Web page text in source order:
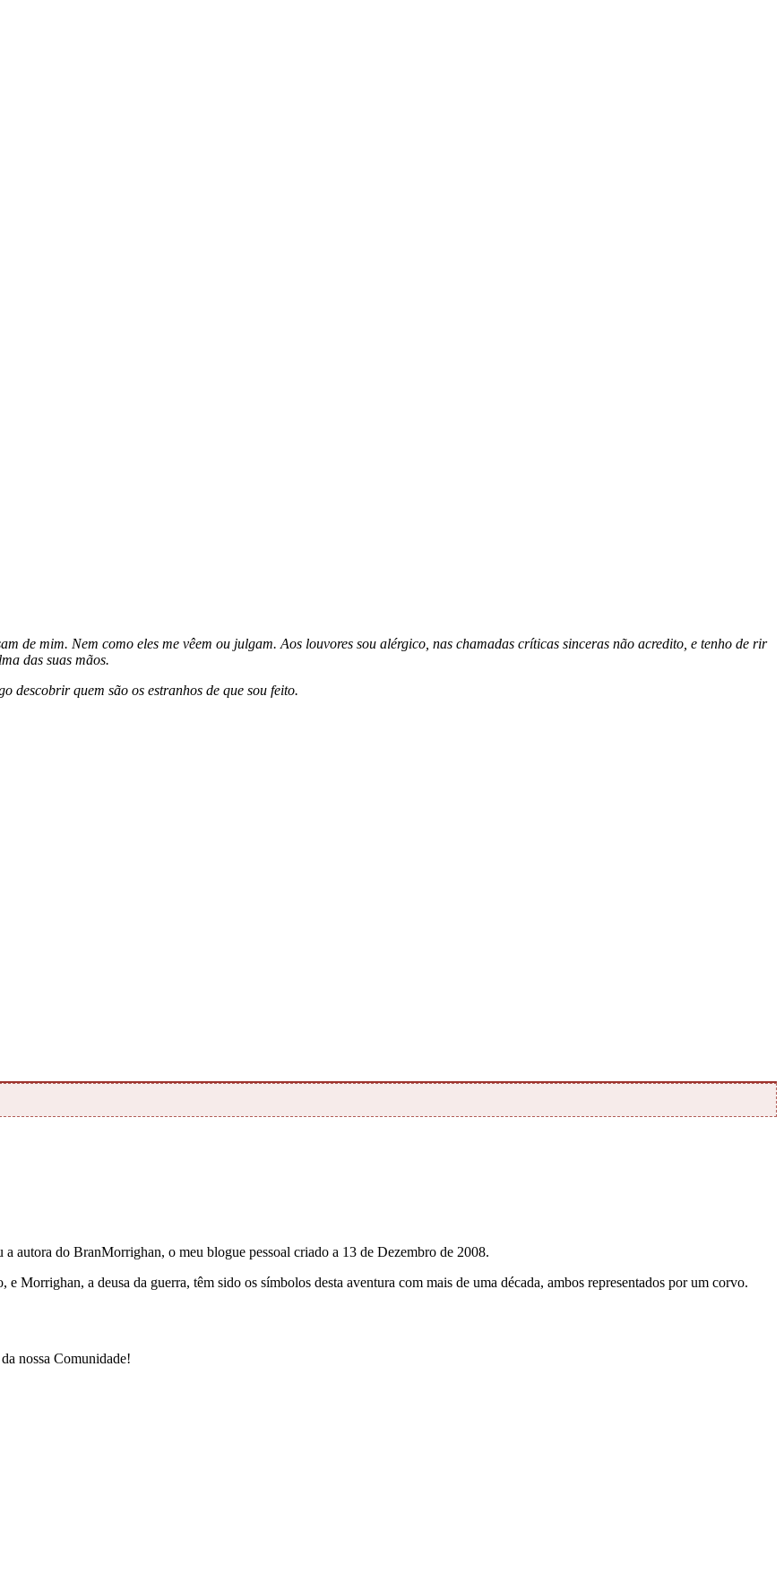
de mim. Nem como eles me vêem ou julgam. Aos louvores sou alérgico, nas chamadas críticas sinceras não acredito, e tenho de rir
das suas mãos.
descobrir quem são os estranhos de que sou feito.
autora do BranMorrighan, o meu blogue pessoal criado a 13 de Dezembro de 2008.
Morrighan, a deusa da guerra, têm sido os símbolos desta aventura com mais de uma década, ambos representados por um corvo.
nossa Comunidade!